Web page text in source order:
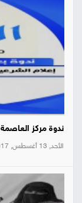
ندوة مركز العاصمة
الأحد, 13 أغسطس, 2017